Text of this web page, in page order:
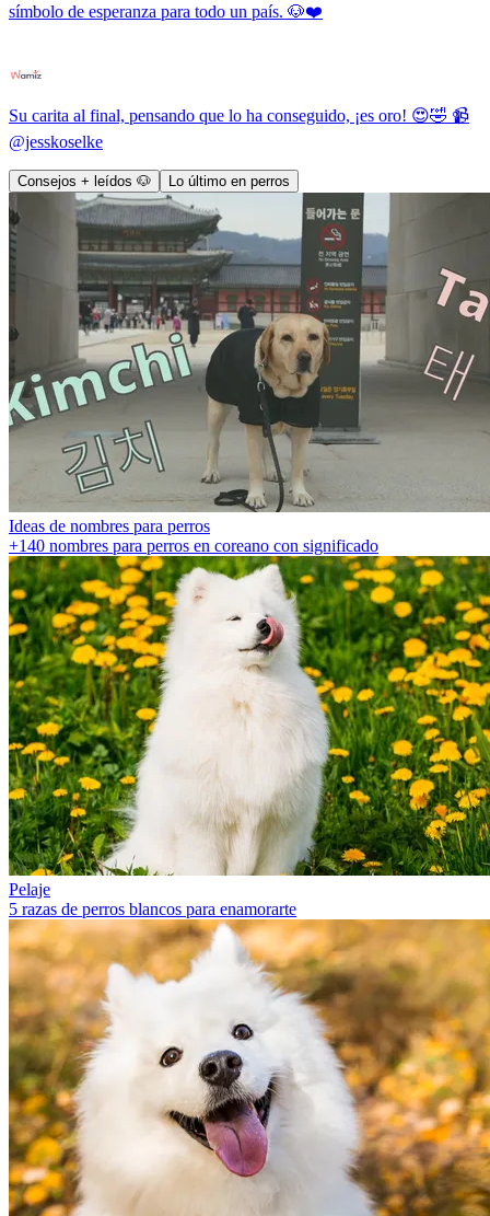
símbolo de esperanza para todo un país. 🐶❤️
Su carita al final, pensando que lo ha conseguido, ¡es oro! 😍🤣 📹
@jesskoselke
Consejos + leídos 🐶 Lo último en perros
Ideas de nombres para perros
+140 nombres para perros en coreano con significado
Pelaje
5 razas de perros blancos para enamorarte